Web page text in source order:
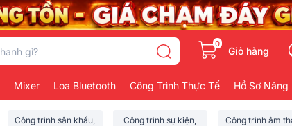
0
Giỏ hàng
Mixer Loa Bluetooth Công Trình Thực Tế Hồ Sơ Năng
Công trình sân khấu,
Công trình sự kiện,
Công trình âm